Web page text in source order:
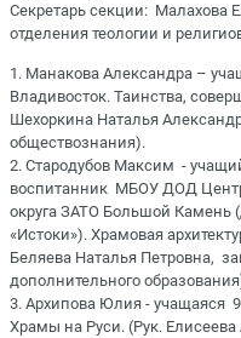
Секретарь секции: Малахова
отделения теологии и
1. Манакова Александра –
Владивосток. Таинства,
Шехоркина Наталья
обществознания).
2. Стародубов Максим -
воспитанник МБОУ ДОД Центр
округа ЗАТО Большой Камень
«Истоки»). Храмовая
Беляева Наталья Петровна,
дополнительного
3. Архипова Юлия - учащаяся
Храмы на Руси. (Рук.